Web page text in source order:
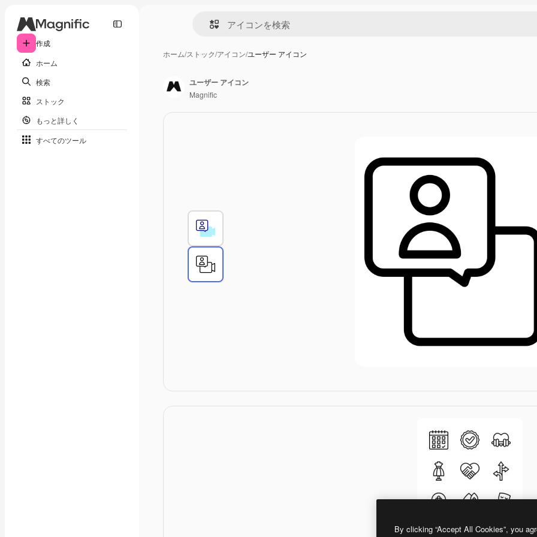
作成
ホーム
検索
ストック
もっと詳しく
すべてのツール
ホーム/ストック/アイコン/ユーザー アイコン
Detailed Mixed Lineal
ユーザー アイコン
Magnific
By clicking “Accept All Cookies”, you